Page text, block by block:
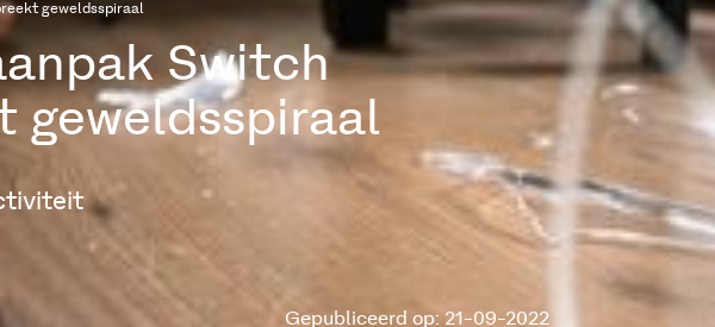
geweldsspiraal
Switch
geweldsspiraal
Gepubliceerd op: 21-09-2022